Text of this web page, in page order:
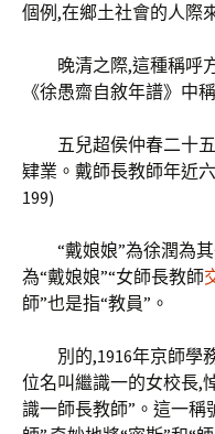
個例,在鄉土社會的人際
晚清之際,這種稱呼
《徐愚齋自敘年譜》中
五兒超侯仲春二十
肄業。戴師長教師年近
199)
“戴娘娘”為徐潤為
為“戴娘娘”“女師長教師
師”也是指“教員”。
別的,1916年京師學
位名叫繼識一的女校長,
識一師長教師”。這一稱